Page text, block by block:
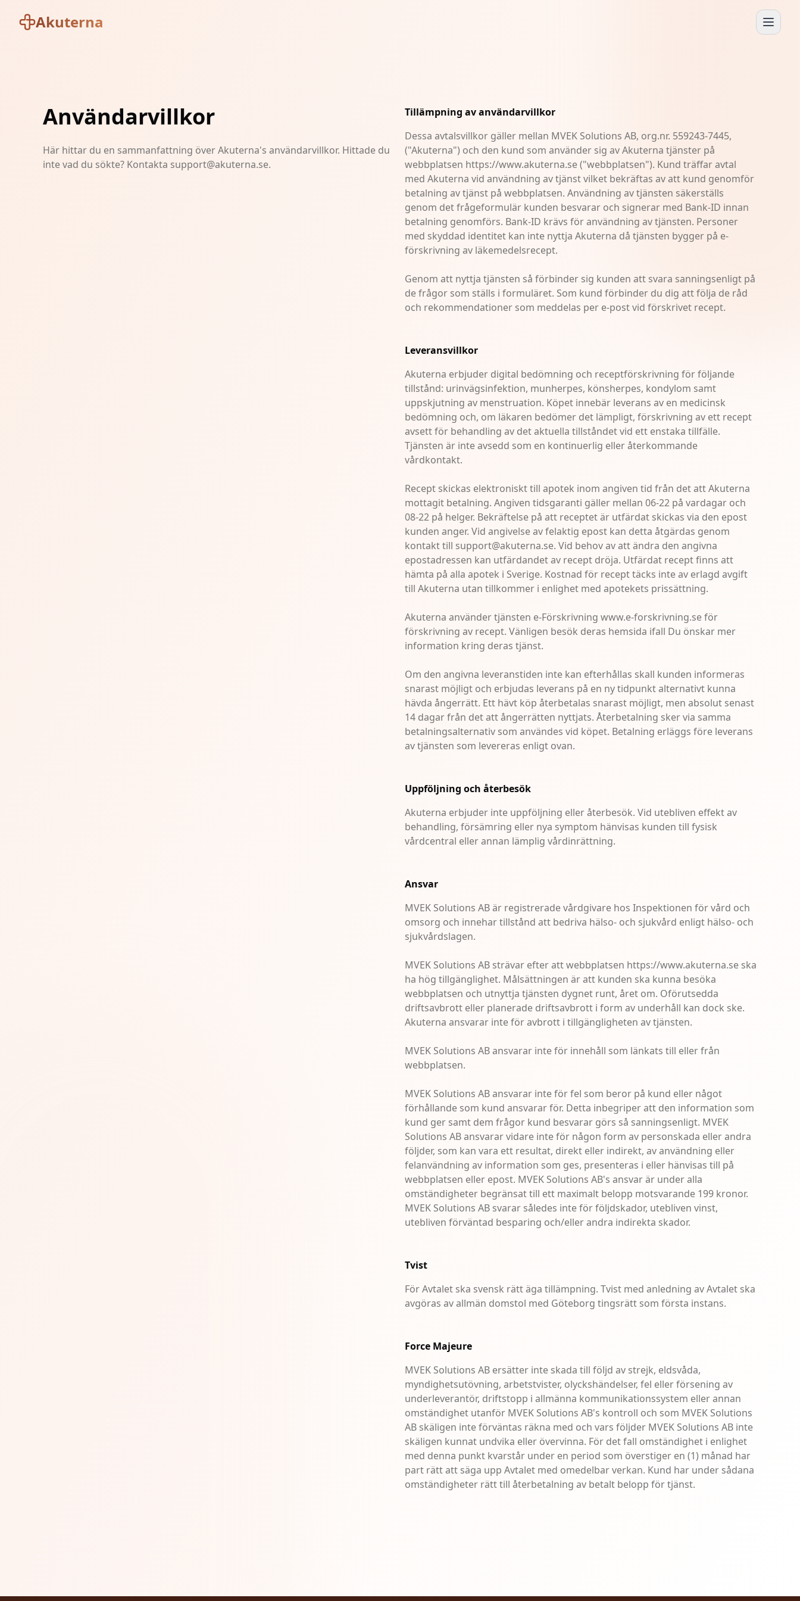
Akuterna
Användarvillkor
Här hittar du en sammanfattning över Akuterna's användarvillkor. Hittade du
inte vad du sökte? Kontakta support@akuterna.se.
Tillämpning av användarvillkor
Dessa avtalsvillkor gäller mellan MVEK Solutions AB, org.nr. 559243-7445,
("Akuterna") och den kund som använder sig av Akuterna tjänster på
webbplatsen https://www.akuterna.se ("webbplatsen"). Kund träffar avtal
med Akuterna vid användning av tjänst vilket bekräftas av att kund genomför
betalning av tjänst på webbplatsen. Användning av tjänsten säkerställs
genom det frågeformulär kunden besvarar och signerar med Bank-ID innan
betalning genomförs. Bank-ID krävs för användning av tjänsten. Personer
med skyddad identitet kan inte nyttja Akuterna då tjänsten bygger på e-
förskrivning av läkemedelsrecept.
Genom att nyttja tjänsten så förbinder sig kunden att svara sanningsenligt på
de frågor som ställs i formuläret. Som kund förbinder du dig att följa de råd
och rekommendationer som meddelas per e-post vid förskrivet recept.
Leveransvillkor
Akuterna erbjuder digital bedömning och receptförskrivning för följande
tillstånd: urinvägsinfektion, munherpes, könsherpes, kondylom samt
uppskjutning av menstruation. Köpet innebär leverans av en medicinsk
bedömning och, om läkaren bedömer det lämpligt, förskrivning av ett recept
avsett för behandling av det aktuella tillståndet vid ett enstaka tillfälle.
Tjänsten är inte avsedd som en kontinuerlig eller återkommande
vårdkontakt.
Recept skickas elektroniskt till apotek inom angiven tid från det att Akuterna
mottagit betalning. Angiven tidsgaranti gäller mellan 06-22 på vardagar och
08-22 på helger. Bekräftelse på att receptet är utfärdat skickas via den epost
kunden anger. Vid angivelse av felaktig epost kan detta åtgärdas genom
kontakt till support@akuterna.se. Vid behov av att ändra den angivna
epostadressen kan utfärdandet av recept dröja. Utfärdat recept finns att
hämta på alla apotek i Sverige. Kostnad för recept täcks inte av erlagd avgift
till Akuterna utan tillkommer i enlighet med apotekets prissättning.
Akuterna använder tjänsten e-Förskrivning www.e-forskrivning.seför
förskrivning av recept. Vänligen besök deras hemsida ifall Du önskar mer
information kring deras tjänst.
Om den angivna leveranstiden inte kan efterhållas skall kunden informeras
snarast möjligt och erbjudas leverans på en ny tidpunkt alternativt kunna
hävda ångerrätt. Ett hävt köp återbetalas snarast möjligt, men absolut senast
14 dagar från det att ångerrätten nyttjats. Återbetalning sker via samma
betalningsalternativ som användes vid köpet. Betalning erläggs före leverans
av tjänsten som levereras enligt ovan.
Uppföljning och återbesök
Akuterna erbjuder inte uppföljning eller återbesök. Vid utebliven effekt av
behandling, försämring eller nya symptom hänvisas kunden till fysisk
vårdcentral eller annan lämplig vårdinrättning.
Ansvar
MVEK Solutions AB är registrerade vårdgivare hos Inspektionen för vård och
omsorg och innehar tillstånd att bedriva hälso- och sjukvård enligt hälso- och
sjukvårdslagen.
MVEK Solutions AB strävar efter att webbplatsen https://www.akuterna.se ska
ha hög tillgänglighet. Målsättningen är att kunden ska kunna besöka
webbplatsen och utnyttja tjänsten dygnet runt, året om. Oförutsedda
driftsavbrott eller planerade driftsavbrott i form av underhåll kan dock ske.
Akuterna ansvarar inte för avbrott i tillgängligheten av tjänsten.
MVEK Solutions AB ansvarar inte för innehåll som länkats till eller från
webbplatsen.
MVEK Solutions AB ansvarar inte för fel som beror på kund eller något
förhållande som kund ansvarar för. Detta inbegriper att den information som
kund ger samt dem frågor kund besvarar görs så sanningsenligt. MVEK
Solutions AB ansvarar vidare inte för någon form av personskada eller andra
följder, som kan vara ett resultat, direkt eller indirekt, av användning eller
felanvändning av information som ges, presenteras i eller hänvisas till på
webbplatsen eller epost. MVEK Solutions AB's ansvar är under alla
omständigheter begränsat till ett maximalt belopp motsvarande 199 kronor.
MVEK Solutions AB svarar således inte för följdskador, utebliven vinst,
utebliven förväntad besparing och/eller andra indirekta skador.
Tvist
För Avtalet ska svensk rätt äga tillämpning. Tvist med anledning av Avtalet ska
avgöras av allmän domstol med Göteborg tingsrätt som första instans.
Force Majeure
MVEK Solutions AB ersätter inte skada till följd av strejk, eldsvåda,
myndighetsutövning, arbetstvister, olyckshändelser, fel eller försening av
underleverantör, driftstopp i allmänna kommunikationssystem eller annan
omständighet utanför MVEK Solutions AB's kontroll och som MVEK Solutions
AB skäligen inte förväntas räkna med och vars följder MVEK Solutions AB inte
skäligen kunnat undvika eller övervinna. För det fall omständighet i enlighet
med denna punkt kvarstår under en period som överstiger en (1) månad har
part rätt att säga upp Avtalet med omedelbar verkan. Kund har under sådana
omständigheter rätt till återbetalning av betalt belopp för tjänst.